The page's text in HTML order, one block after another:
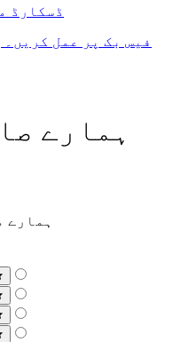
ڈسکارڈ
فیس بک پر عمل کریں۔
ہمارے
ہمارے